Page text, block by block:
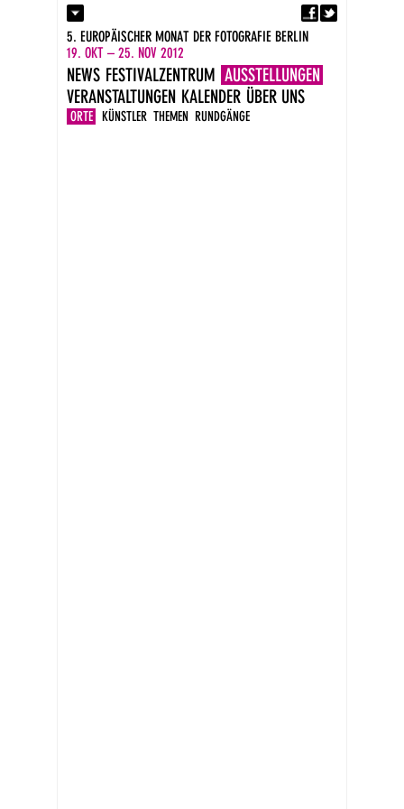
Kontakt
Presse
Impressum
DE
EN
5. EUROPÄISCHER MONAT DER FOTOGRAFIE BERLIN
19. OKT – 25. NOV 2012
NEWS FESTIVALZENTRUM AUSSTELLUNGEN
ORTE KÜNSTLER THEMEN RUNDGÄNGE
VERANSTALTUNGEN KALENDER ÜBER UNS